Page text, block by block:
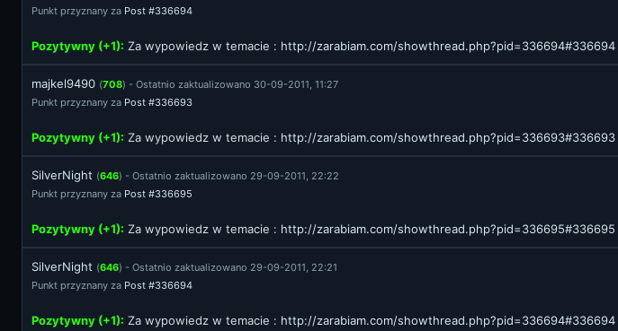
Punkt przyznany za Post #336694
Pozytywny (+1): Za wypowiedz w temacie : http://zarabiam.com/showthread.php?pid=336694#336694
majkel9490 (708) - Ostatnio zaktualizowano 30-09-2011, 11:27
Punkt przyznany za Post #336693
Pozytywny (+1): Za wypowiedz w temacie : http://zarabiam.com/showthread.php?pid=336693#336693
SilverNight (646) - Ostatnio zaktualizowano 29-09-2011, 22:22
Punkt przyznany za Post #336695
Pozytywny (+1): Za wypowiedz w temacie : http://zarabiam.com/showthread.php?pid=336695#336695
SilverNight (646) - Ostatnio zaktualizowano 29-09-2011, 22:21
Punkt przyznany za Post #336694
Pozytywny (+1): Za wypowiedz w temacie : http://zarabiam.com/showthread.php?pid=336694#336694